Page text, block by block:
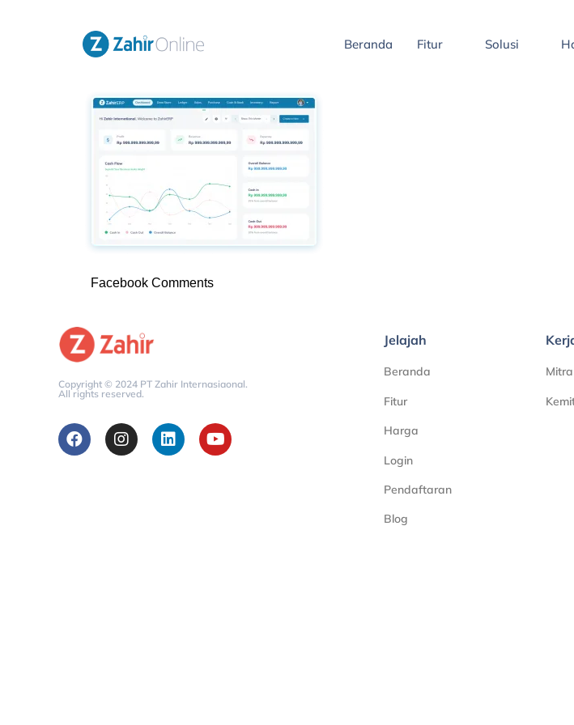
Beranda Fitur Solusi
Facebook Comments
Copyright © 2024 PT Zahir Internasiaonal.
All rights reserved.
Jelajah
Beranda
Fitur
Harga
Login
Pendaftaran
Blog